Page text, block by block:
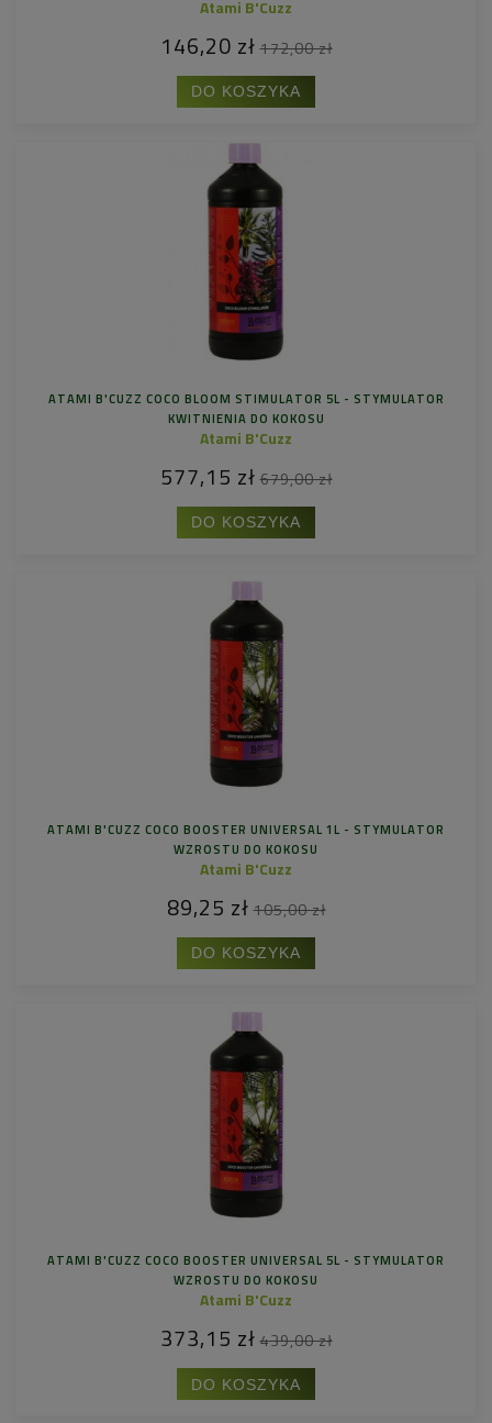
Atami B'Cuzz
146,20 zł 172,00 zł
DO KOSZYKA
ATAMI B'CUZZ COCO BLOOM STIMULATOR 5L - STYMULATOR
KWITNIENIA DO KOKOSU
Atami B'Cuzz
577,15 zł 679,00 zł
DO KOSZYKA
ATAMI B'CUZZ COCO BOOSTER UNIVERSAL 1L - STYMULATOR
WZROSTU DO KOKOSU
Atami B'Cuzz
89,25 zł 105,00 zł
DO KOSZYKA
ATAMI B'CUZZ COCO BOOSTER UNIVERSAL 5L - STYMULATOR
WZROSTU DO KOKOSU
Atami B'Cuzz
373,15 zł 439,00 zł
DO KOSZYKA